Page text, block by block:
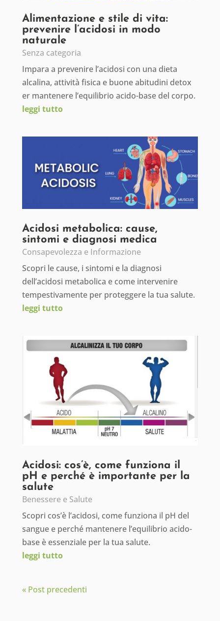
Alimentazione e stile di vita:
prevenire l’acidosi in modo
naturale
Senza categoria
Impara a prevenire l’acidosi con una dieta
alcalina, attività fisica e buone abitudini detox
er mantenere l’equilibrio acido-base del corpo.
leggi tutto
Acidosi metabolica: cause,
sintomi e diagnosi medica
Consapevolezza e Informazione
Scopri le cause, i sintomi e la diagnosi
dell’acidosi metabolica e come intervenire
tempestivamente per proteggere la tua salute.
leggi tutto
Acidosi: cos’è, come funziona il
pH e perché è importante per la
salute
Benessere e Salute
Scopri cos’è l’acidosi, come funziona il pH del
sangue e perché mantenere l’equilibrio acido-
base è essenziale per la tua salute.
leggi tutto
« Post precedenti